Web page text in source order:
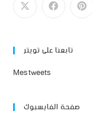
تابعنا على تويتر
Mes tweets
صفحة الفايسبوك